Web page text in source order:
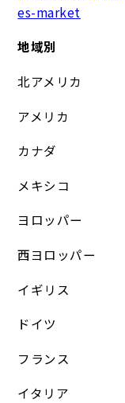
es-market
地域別
北アメリカ
アメリカ
カナダ
メキシコ
ヨロッパー
西ヨロッパー
イギリス
ドイツ
フランス
イタリア